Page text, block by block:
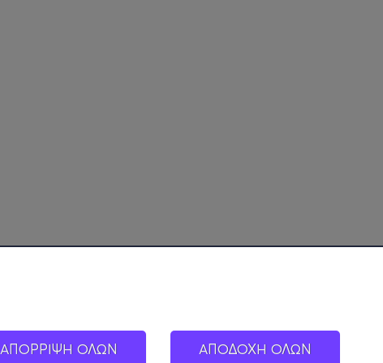
ΑΠΟΡΡΙΨΗ ΟΛΩΝ ΑΠΟΔΟΧΗ ΟΛΩΝ